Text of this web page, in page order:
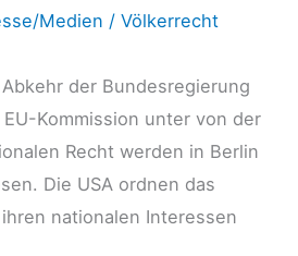
Medien / Völkerrecht
der Bundesregierung
Kommission unter von der
Recht werden in Berlin
Die USA ordnen das
nationalen Interessen